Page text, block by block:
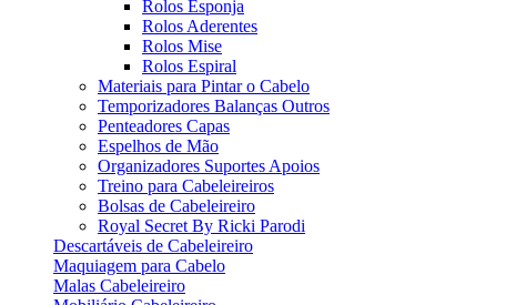
Rolos Esponja
Rolos Aderentes
Rolos Mise
Rolos Espiral
Materiais para Pintar o Cabelo
Temporizadores Balanças Outros
Penteadores Capas
Espelhos de Mão
Organizadores Suportes Apoios
Treino para Cabeleireiros
Bolsas de Cabeleireiro
Royal Secret By Ricki Parodi
Descartáveis de Cabeleireiro
Maquiagem para Cabelo
Malas Cabeleireiro